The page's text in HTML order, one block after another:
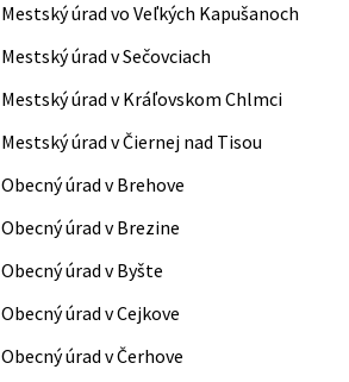
Mestský úrad vo Veľkých Kapušanoch
Mestský úrad v Sečovciach
Mestský úrad v Kráľovskom Chlmci
Mestský úrad v Čiernej nad Tisou
Obecný úrad v Brehove
Obecný úrad v Brezine
Obecný úrad v Byšte
Obecný úrad v Cejkove
Obecný úrad v Čerhove